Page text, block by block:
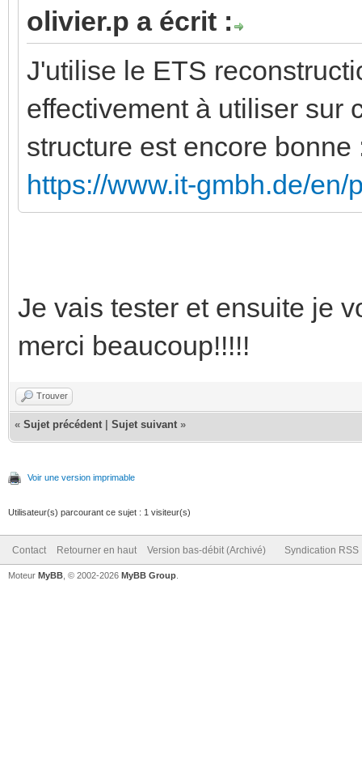
olivier.p a écrit :
J'utilise le ETS
effectivement à utiliser sur
structure est encore bonne
https://www.it-gmbh.de/
Je vais tester et ensuite je
merci beaucoup!!!!!
Trouver
« Sujet précédent Sujet suivant »
Voir une version imprimable
Utilisateur(s) parcourant ce sujet : 1 visiteur(s)
Contact Retourner en haut Version bas-débit (Archivé) Syndication RSS
Moteur MyBB , © 2002-2026 MyBB Group